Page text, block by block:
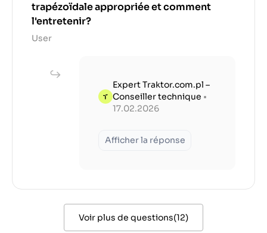
trapézoïdale appropriée et comment
l'entretenir?
User
Expert Traktor.com.pl –
Conseiller technique •
17.02.2026
Afficher la réponse
Voir plus de questions(12)